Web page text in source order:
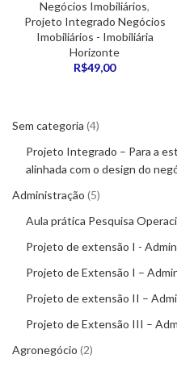
Sem categoria 4
Projeto Integrado – Para a
alinhada com o design do
Administração 5
Aula prática Pesquisa
Projeto de extensão I -
Projeto de Extensão I –
Projeto de extensão II –
Projeto de Extensão III –
Agronegócio 2
Negócios Imobiliários,
Projeto Integrado Negócios
Imobiliários - Imobiliária
Horizonte
R$49,00